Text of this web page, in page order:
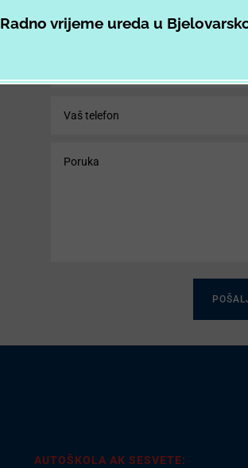
AUTOŠKOLA AK SESVETE:
Radno vrijeme ureda u